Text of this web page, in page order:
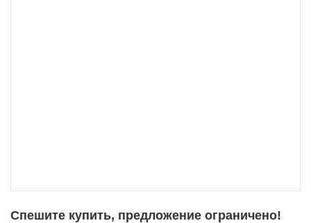
Спешите купить, предложение ограничено!